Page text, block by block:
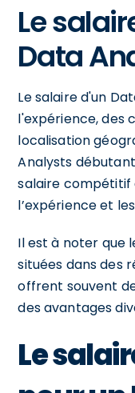
Le
Data
Le salaire d'un
l'expérience, des
localisation
Analysts
salaire compétitif
l’expérience et
Il est à noter que
situées dans des
offrent souvent
des avantages
Le